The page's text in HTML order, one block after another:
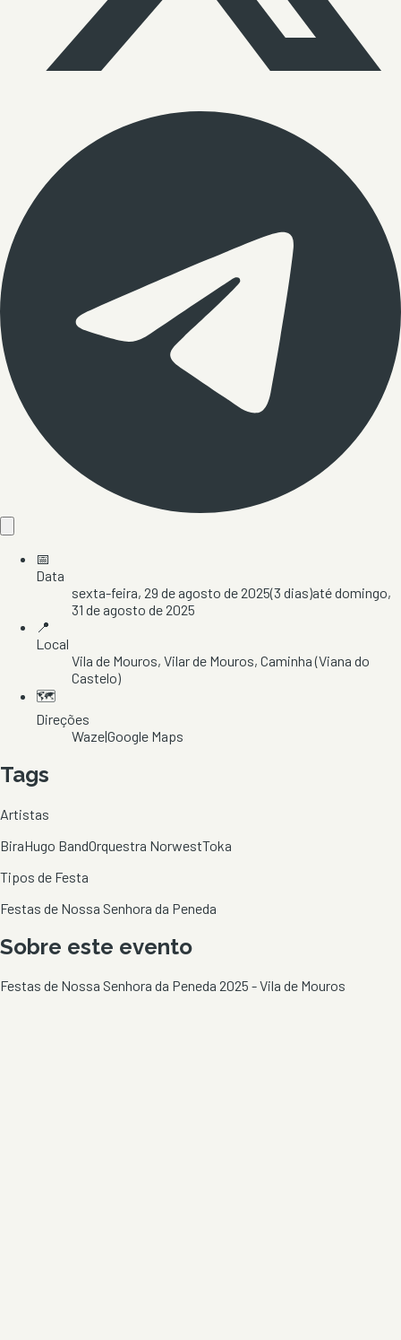
📅
Data
sexta-feira, 29 de agosto de 2025(3 dias)atédomingo,
31 de agosto de 2025
📍
Local
Vila de Mouros, Vilar de Mouros, Caminha(Viana do
Castelo)
🗺️
Direções
Waze|Google Maps
Tags
Artistas
BiraHugo BandOrquestra NorwestToka
Tipos de Festa
Festas de Nossa Senhora da Peneda
Sobre este evento
Festas de Nossa Senhora da Peneda 2025 - Vila de Mouros